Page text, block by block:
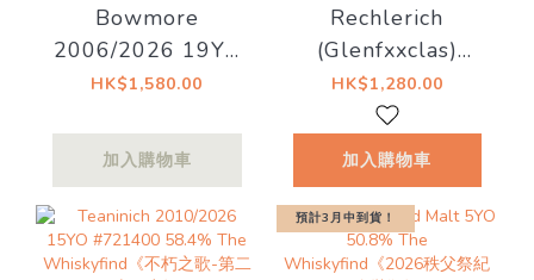
Bowmore
2006/2026 19YO
Bourbon Barrel
Whiskyfind《不朽
章》預計 8月中 左
右到貨！
HK$1,580.00
加入購物車
Rechlerich
(Glenfxxclas)
2008/2026 17YO
#21 55.2% The
Whiskyfind【不朽
章】
HK$1,280.00
加入購物車
預計3月中到貨！